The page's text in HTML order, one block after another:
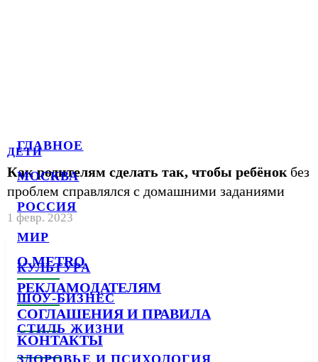
ГЛАВНОЕ
МОСКВА
РОССИЯ
МИР
КУЛЬТУРА
ШОУ-БИЗНЕС
СТИЛЬ ЖИЗНИ
ЗДОРОВЬЕ И ПСИХОЛОГИЯ
ДЕТИ
Как родителям сделать так, чтобы ребёнок без
проблем справлялся с домашними заданиями
1 февр. 2023
О METRO
РЕКЛАМОДАТЕЛЯМ
СОГЛАШЕНИЯ И ПРАВИЛА
КОНТАКТЫ